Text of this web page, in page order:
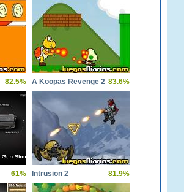
82.5% A Koopas Revenge 2 83.6%
61% Intrusion 2 81.9%